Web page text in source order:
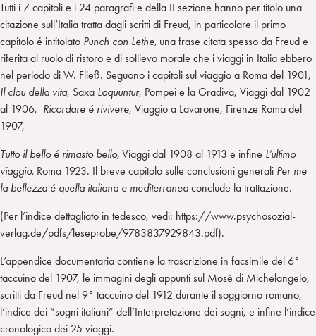
Tutti i 7 capitoli e i 24 paragrafi e della II sezione hanno per titolo una
citazione sull’Italia tratta dagli scritti di Freud, in particolare il primo
capitolo é intitolato Punch con Lethe, una frase citata spesso da Freud e
riferita al ruolo di ristoro e di sollievo morale che i viaggi in Italia ebbero
nel periodo di W. Fließ. Seguono i capitoli sul viaggio a Roma del 1901,
Il clou della vita, Saxa Loquuntur, Pompei e la Gradiva, Viaggi dal 1902
al 1906, Ricordare é rivivere, Viaggio a Lavarone, Firenze Roma del
1907,
Tutto il bello é rimasto bello, Viaggi dal 1908 al 1913 e infine L’ultimo
viaggio, Roma 1923. Il breve capitolo sulle conclusioni generali Per me
la bellezza é quella italiana e mediterraneaconclude la trattazione.
(Per l’indice dettagliato in tedesco, vedi: https://www.psychosozial-
verlag.de/pdfs/leseprobe/9783837929843.pdf).
L’appendice documentaria contiene la trascrizione in facsimile del 6°
taccuino del 1907, le immagini degli appunti sul Mosè di Michelangelo,
scritti da Freud nel 9° taccuino del 1912 durante il soggiorno romano,
l’indice dei “sogni italiani” dell’Interpretazione dei sogni, e infine l’indice
cronologico dei 25 viaggi.